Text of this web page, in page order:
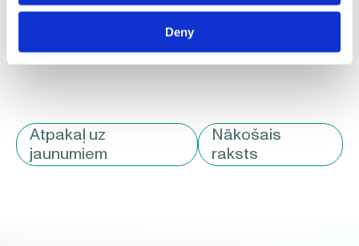
Deny
Atpakaļ uz
jaunumiem
Nākošais
raksts